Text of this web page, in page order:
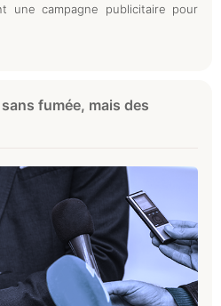
une campagne publicitaire pour
fumée, mais des